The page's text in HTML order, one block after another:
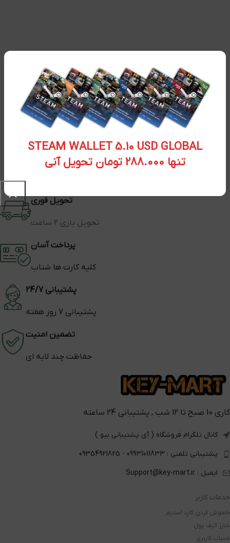
STEAM WALLET 5.10 USD GLOBAL
تنها 288.000 تومان تحویل آنی
تحویل فوری
تحویل بازی 2 ساعت
پرداخت آسان
کلیه کارت ها شتاب
پشتیبانی 24/7
پشتیبانی 7 روز هفته
تضمین امنیت
حفاظت چند لایه ای
کاری 10 صبح تا 12 شب , پشتیبانی 24 ساعته
کانال تلگرام فروشگاه ( آی پشتیبانی بیو )
پشتیبانی تلفنی : 09931011833 - 09354921825
ایمیل : Support@key-mart.ir
خدمات کاربر
خاموش کردن گارد استیم
شارژ کیف پول
حساب کاربری